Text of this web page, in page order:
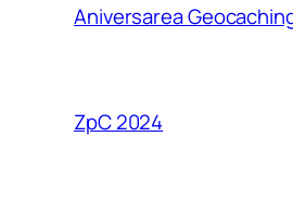
Aniversarea
ZpC 2024